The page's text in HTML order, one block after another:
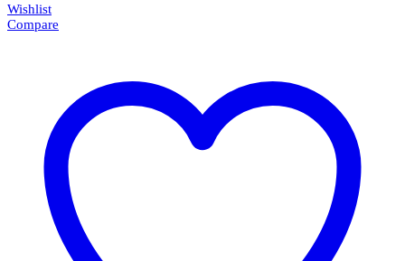
Wishlist
Compare